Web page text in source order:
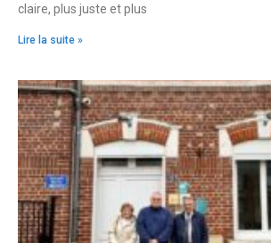
claire, plus juste et plus
Lire la suite »